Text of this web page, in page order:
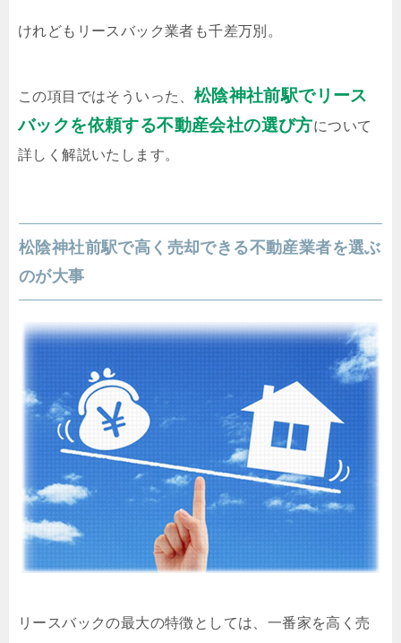
けれどもリースバック業者も千差万別。
この項目ではそういった、 松陰神社前駅でリース
バックを依頼する不動産会社の選び方について
詳しく解説いたします。
松陰神社前駅で高く売却できる不動産業者を選ぶ
のが大事
リースバックの最大の特徴としては、一番家を高く売